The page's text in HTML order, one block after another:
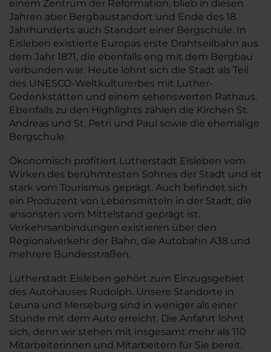
einem Zentrum der Reformation, blieb in diesen
Jahren aber Bergbaustandort und Ende des 18.
Jahrhunderts auch Standort einer Bergschule. In
Eisleben existierte Europas erste Drahtseilbahn aus
dem Jahr 1871, die ebenfalls eng mit dem Bergbau
verbunden war. Heute lohnt sich die Stadt als Teil
des UNESCO-Weltkulturerbes mit Luther-
Gedenkstätten und einem sehenswerten Rathaus.
Ebenfalls zu den Highlights zählen die Kirchen St.
Andreas und St. Petri und Paul sowie die ehemalige
Bergschule.
Ökonomisch profitiert Lutherstadt Eisleben vom
Wirken des berühmtesten Sohnes der Stadt und ist
stark vom Tourismus geprägt. Auch befindet sich
ein Produzent von Lebensmitteln in der Stadt, die
ansonsten vom Mittelstand geprägt ist.
Verkehrsanbindungen existieren über den
Regionalverkehr der Bahn, die Autobahn A38 und
mehrere Bundesstraßen.
Lutherstadt Eisleben gehört zum Einzugsgebiet
des Autohauses Rudolph. Unsere Standorte in
Leuna und Merseburg sind in weniger als einer
Stunde mit dem Auto erreicht. Die Anfahrt lohnt
sich, denn wir stehen mit insgesamt mehr als 110
Mitarbeiterinnen und Mitarbeitern für Sie bereit.